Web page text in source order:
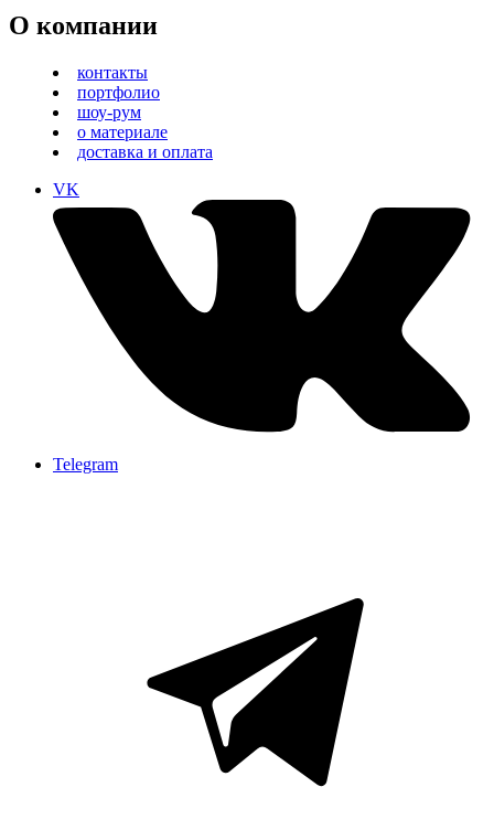
О компании
контакты
портфолио
шоу-рум
о материале
доставка и оплата
VK
Telegram